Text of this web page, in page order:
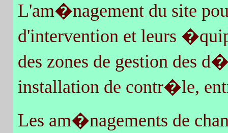
L'am�nagement du site
d'intervention et leurs
des zones de gestion des
installation de contr�le,
Les am�nagements de